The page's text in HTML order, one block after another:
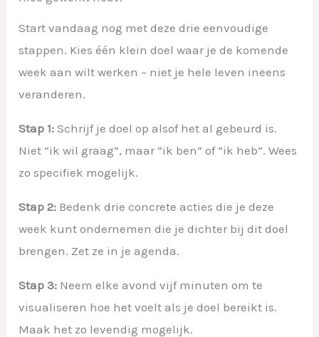
Start vandaag nog met deze drie eenvoudige
stappen. Kies één klein doel waar je de komende
week aan wilt werken – niet je hele leven ineens
veranderen.
Stap 1: Schrijf je doel op alsof het al gebeurd is.
Niet “ik wil graag”, maar “ik ben” of “ik heb”. Wees
zo specifiek mogelijk.
Stap 2: Bedenk drie concrete acties die je deze
week kunt ondernemen die je dichter bij dit doel
brengen. Zet ze in je agenda.
Stap 3: Neem elke avond vijf minuten om te
visualiseren hoe het voelt als je doel bereikt is.
Maak het zo levendig mogelijk.